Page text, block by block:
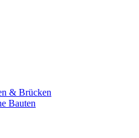
& Brücken
Bauten